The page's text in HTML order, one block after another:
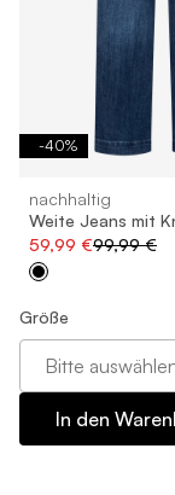
-40%
nachhaltig
Weite Jeans mit
59,99 €99,99 €
Größe
Bitte
In den